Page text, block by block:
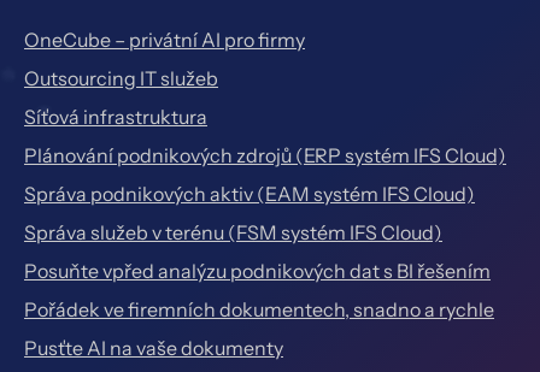
OneCube – privátní AI pro firmy
Outsourcing IT služeb
Síťová infrastruktura
Plánování podnikových zdrojů (ERP systém IFS Cloud)
Správa podnikových aktiv (EAM systém IFS Cloud)
Správa služeb v terénu (FSM systém IFS Cloud)
Posuňte vpřed analýzu podnikových dat s BI řešením
Pořádek ve firemních dokumentech, snadno a rychle
Pusťte AI na vaše dokumenty